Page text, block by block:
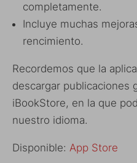
completamente.
Incluye muchas
rencimiento.
Recordemos que la
descargar publicaciones
iBookStore, en la que
nuestro idioma.
Disponible: App Store